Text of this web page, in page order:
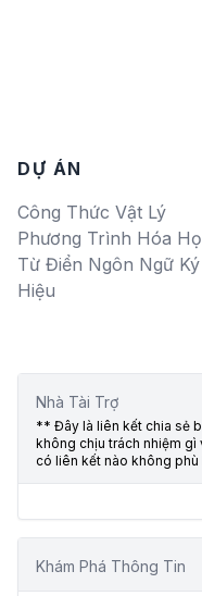
DỰ ÁN
Công Thức Vật Lý
Phương Trình Hóa
Từ Điển Ngôn Ngữ Ký
Hiệu
Nhà Tài Trợ
** Đây là liên kết chia sẻ
không chịu trách nhiệm gì
có liên kết nào không
Khám Phá Thông Tin